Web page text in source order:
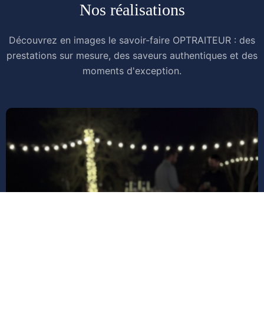
Nos réalisations
Découvrez en images le savoir-faire OPTRAITEUR : des
prestations sur mesure, des saveurs authentiques et des
moments d'exception.